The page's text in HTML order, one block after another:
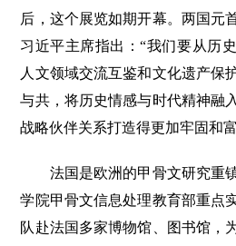
后，这个展览如期开幕。两国元
习近平主席指出：“我们要从历
人文领域交流互鉴和文化遗产保
与共，将历史情感与时代精神融
战略伙伴关系打造得更加牢固和
法国是欧洲的甲骨文研究重
学院甲骨文信息处理教育部重点
队赴法国多家博物馆、图书馆，